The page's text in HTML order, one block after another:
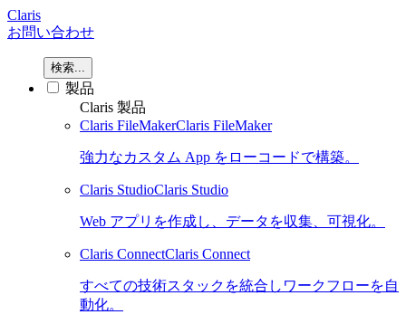
Claris
お問い合わせ
検索...
製品
Claris 製品
Claris FileMakerClaris FileMaker
強力なカスタム App をローコードで構築。
Claris StudioClaris Studio
Web アプリを作成し、データを収集、可視化。
Claris ConnectClaris Connect
すべての技術スタックを統合しワークフローを自
動化。